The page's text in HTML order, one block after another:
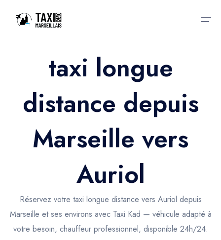
Accueil
Nos services
Nos services
Trajet Gare SNCF
Trajet Port croisière
Trajet Séminaire
Trajet Santé
Trajet Longue Distance
Réservation
Actualités & évènements
Contactez-nous
taxi longue
distance depuis
Marseille vers
Auriol
Réservez votre taxi longue distance vers Auriol depuis
Marseille et ses environs avec Taxi Kad — véhicule adapté à
votre besoin, chauffeur professionnel, disponible 24h/24.